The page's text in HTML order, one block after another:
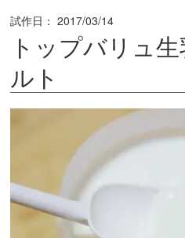
試作日：2017/03/14
トップバリュ
ルト